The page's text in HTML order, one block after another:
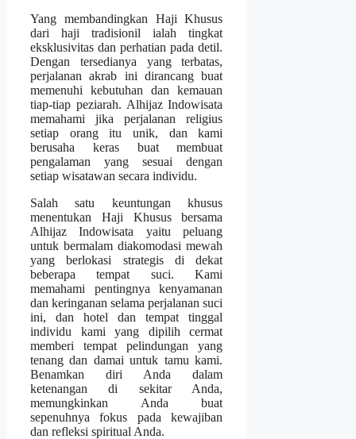
Yang membandingkan Haji Khusus
dari haji tradisionil ialah tingkat
eksklusivitas dan perhatian pada detil.
Dengan tersedianya yang terbatas,
perjalanan akrab ini dirancang buat
memenuhi kebutuhan dan kemauan
tiap-tiap peziarah. Alhijaz Indowisata
memahami jika perjalanan religius
setiap orang itu unik, dan kami
berusaha keras buat membuat
pengalaman yang sesuai dengan
setiap wisatawan secara individu.
Salah satu keuntungan khusus
menentukan Haji Khusus bersama
Alhijaz Indowisata yaitu peluang
untuk bermalam diakomodasi mewah
yang berlokasi strategis di dekat
beberapa tempat suci. Kami
memahami pentingnya kenyamanan
dan keringanan selama perjalanan suci
ini, dan hotel dan tempat tinggal
individu kami yang dipilih cermat
memberi tempat pelindungan yang
tenang dan damai untuk tamu kami.
Benamkan diri Anda dalam
ketenangan di sekitar Anda,
memungkinkan Anda buat
sepenuhnya fokus pada kewajiban
dan refleksi spiritual Anda.